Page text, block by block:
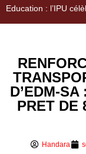
D’EDM-
PRET DE
Handara